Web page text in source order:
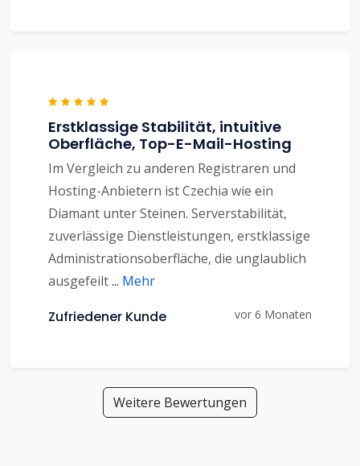
Erstklassige Stabilität, intuitive
Oberfläche, Top-E-Mail-Hosting
Im Vergleich zu anderen Registraren und
Hosting-Anbietern ist Czechia wie ein
Diamant unter Steinen. Serverstabilität,
zuverlässige Dienstleistungen, erstklassige
Administrationsoberfläche, die unglaublich
ausgefeilt... Mehr
Zufriedener Kunde vor 6 Monaten
Weitere Bewertungen